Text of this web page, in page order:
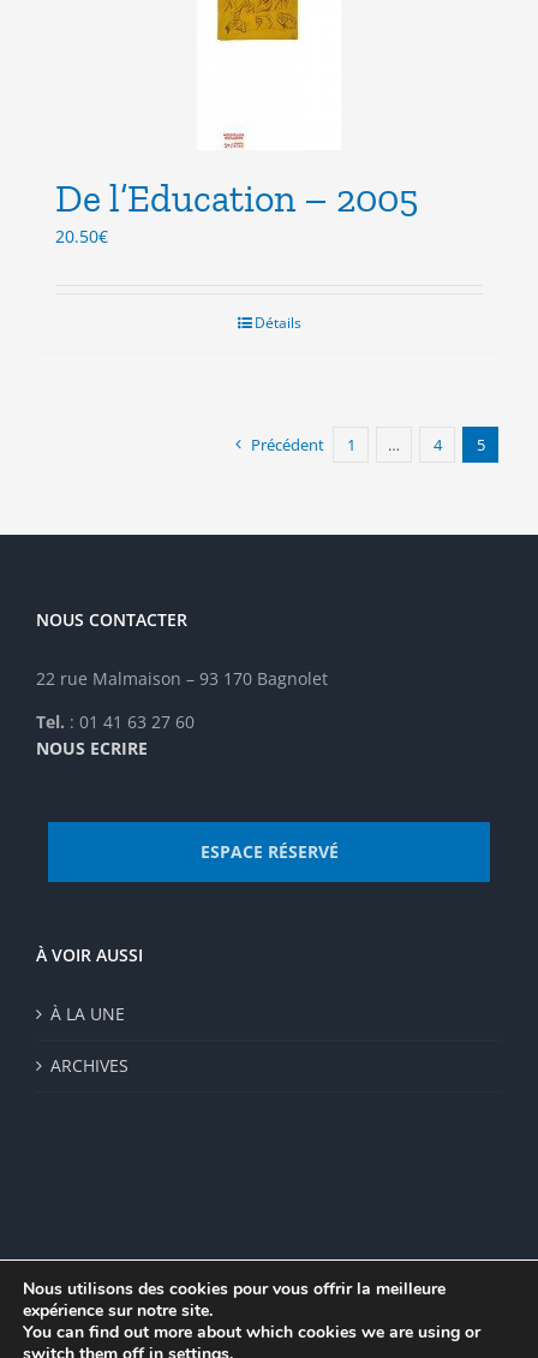
De l’Education – 2005
20.50€
Détails
Précédent 1 … 4 5
NOUS CONTACTER
22 rue Malmaison – 93 170 Bagnolet
Tel. : 01 41 63 27 60
NOUS ECRIRE
ESPACE RÉSERVÉ
À VOIR AUSSI
À LA UNE
ARCHIVES
© Institut de recherche de la FSU 2023 | Par FSU |Plan du site
Mentions légales|Politique de confidentialité
Nous utilisons des cookies pour vous offrir la meilleure
expérience sur notre site.
You can find out more about which cookies we are using or